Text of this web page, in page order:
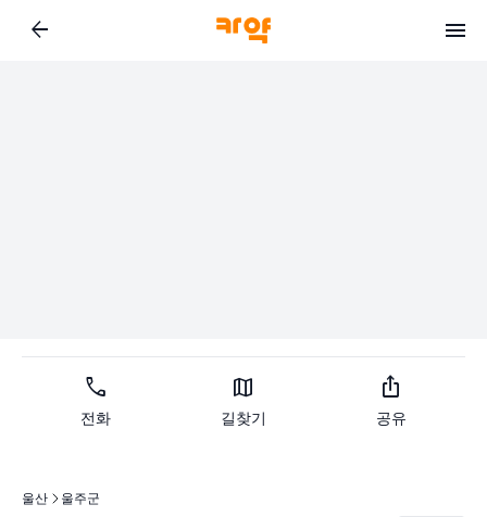
arrow_back
call
전화
map
길찾기
ios_share
공유
울산 울주군